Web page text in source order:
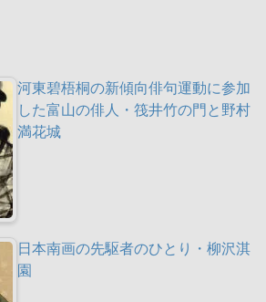
河東碧梧桐の新傾向俳句運動に参加
した富山の俳人・筏井竹の門と野村
満花城
日本南画の先駆者のひとり・柳沢淇
園